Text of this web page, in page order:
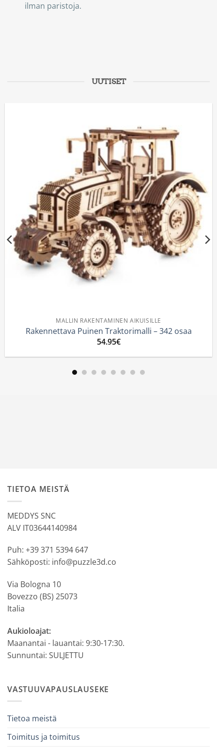
ilman paristoja.
UUTISET
MALLIN RAKENTAMINEN AIKUISILLE
Puinen Traktorimalli – 342 osaa
TIETOA MEISTÄ
MEDDYS SNC
ALV IT03644140984
Puh: +39 371 5394 647
Sähköposti: info@puzzle3d.co
Via Bologna 10
Bovezzo (BS) 25073
Italia
Aukioloajat:
Maanantai - lauantai: 9:30-17:30.
Sunnuntai: SULJETTU
VASTUUVAPAUSLAUSEKE
Tietoa meistä
Toimitus ja toimitus